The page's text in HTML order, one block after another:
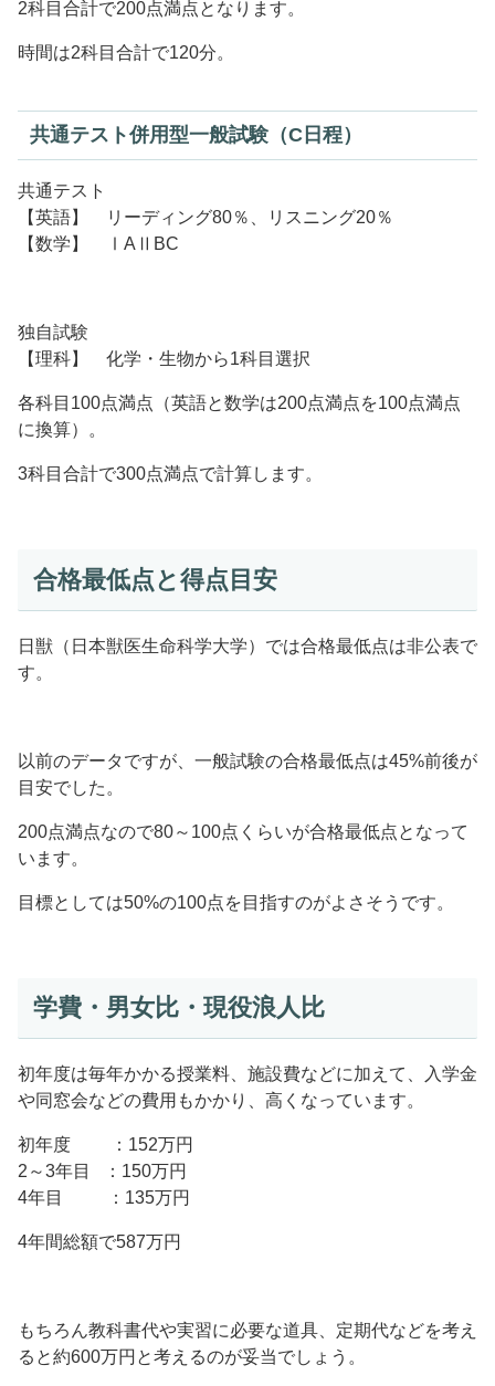
2科目合計で200点満点となります。
時間は2科目合計で120分。
共通テスト併用型一般試験（C日程）
共通テスト
【英語】 リーディング80％、リスニング20％
【数学】 ⅠAⅡBC
独自試験
【理科】 化学・生物から1科目選択
各科目100点満点（英語と数学は200点満点を100点満点
に換算）。
3科目合計で300点満点で計算します。
合格最低点と得点目安
日獣（日本獣医生命科学大学）では合格最低点は非公表で
す。
以前のデータですが、一般試験の合格最低点は45%前後が
目安でした。
200点満点なので80～100点くらいが合格最低点となって
います。
目標としては50%の100点を目指すのがよさそうです。
学費・男女比・現役浪人比
初年度は毎年かかる授業料、施設費などに加えて、入学金
や同窓会などの費用もかかり、高くなっています。
初年度 ：152万円
2～3年目 ：150万円
4年目 ：135万円
4年間総額で587万円
もちろん教科書代や実習に必要な道具、定期代などを考え
ると約600万円と考えるのが妥当でしょう。